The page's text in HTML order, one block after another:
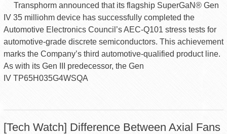
Transphorm announced that its flagship SuperGaN® Gen
IV 35 milliohm device has successfully completed the
Automotive Electronics Council’s AEC-Q101 stress tests for
automotive-grade discrete semiconductors. This achievement
marks the Company’s third automotive-qualified product line.
As with its Gen III predecessor, the Gen
IV TP65H035G4WSQA
[Tech Watch] Difference Between Axial Fans